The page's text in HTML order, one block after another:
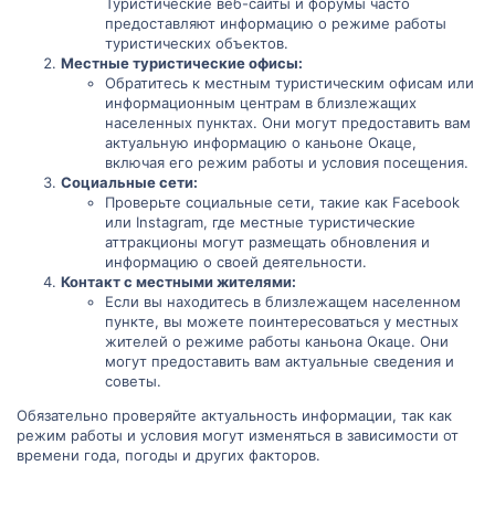
предоставляют информацию о режиме работы
туристических объектов.
Местные туристические офисы:
Обратитесь к местным туристическим офисам или
информационным центрам в близлежащих
населенных пунктах. Они могут предоставить вам
актуальную информацию о каньоне Окаце,
включая его режим работы и условия посещения.
Социальные сети:
Проверьте социальные сети, такие как Facebook
или Instagram, где местные туристические
аттракционы могут размещать обновления и
информацию о своей деятельности.
Контакт с местными жителями:
Если вы находитесь в близлежащем населенном
пункте, вы можете поинтересоваться у местных
жителей о режиме работы каньона Окаце. Они
могут предоставить вам актуальные сведения и
советы.
Обязательно проверяйте актуальность информации, так как
режим работы и условия могут изменяться в зависимости от
времени года, погоды и других факторов.